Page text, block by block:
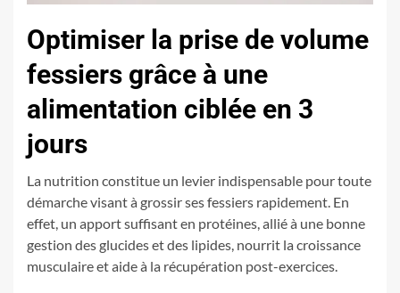
Optimiser la prise de volume
fessiers grâce à une
alimentation ciblée en 3
jours
La nutrition constitue un levier indispensable pour toute
démarche visant à grossir ses fessiers rapidement. En
effet, un apport suffisant en protéines, allié à une bonne
gestion des glucides et des lipides, nourrit la croissance
musculaire et aide à la récupération post-exercices.